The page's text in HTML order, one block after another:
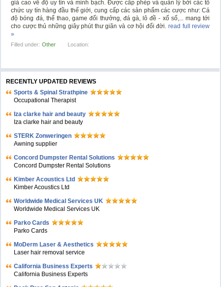
giá cao về độ uy tín và minh bạch. Được cấp phép và quản lý bởi các tổ
chức uy tín hàng đầu thế giới, cung cấp các sản phẩm các cược như: Cá
độ bóng đá, thể thao, game đổi thưởng, đá gà, lô đề - xổ số,... mang tới
cho cược thủ những giây phút thư giãn và cơ hội đổi đời.read full review
»
Filled under: Other Location:
RECENTLY UPDATED REVIEWS
Sports & Spinal Strathpine
Occupational Therapist
Iza clarke hair and beauty
Iza clarke hair and beauty
STERK Zonweringen
Awning supplier
Concord Dumpster Rental Solutions
Concord Dumpster Rental Solutions
Kimber Acoustics Ltd
Kimber Acoustics Ltd
Worldwide Medical Services UK
Worldwide Medical Services UK
Parko Cards
Parko Cards
MoDerm Laser & Aesthetics
Laser hair removal service
California Business Experts
California Business Experts